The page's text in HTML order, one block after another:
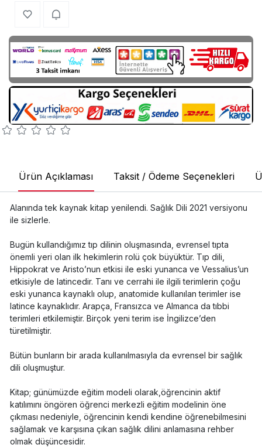
Ürün Açıklaması Taksit / Ödeme Seçenekleri
Alanında tek kaynak kitap yenilendi. Sağlık Dili 2021 versiyonu
ile sizlerle.
Bugün kullandığımız tıp dilinin oluşmasında, evrensel tıpta
önemli yeri olan ilk hekimlerin rolü çok büyüktür. Tıp dili,
Hippokrat ve Aristo’nun etkisi ile eski yunanca ve Vessalius’un
etkisiyle de latincedir. Tanı ve cerrahi ile ilgili terimlerin çoğu
eski yunanca kaynaklı olup, anatomide kullanılan terimler ise
latince kaynaklıdır. Arapça, Fransızca ve Almanca da tıbbi
terimleri etkilemiştir. Birçok yeni terim ise İngilizce’den
türetilmiştir.
Bütün bunların bir arada kullanılmasıyla da evrensel bir sağlık
dili oluşmuştur.
Kitap; günümüzde eğitim modeli olarak,öğrencinin aktif
katılımını öngören öğrenci merkezli eğitim modelinin öne
çıkması nedeniyle, öğrencinin kendi kendine öğrenebilmesini
sağlamak ve karşısına çıkan sağlık dilini anlamasına rehber
olmak düşüncesidir.